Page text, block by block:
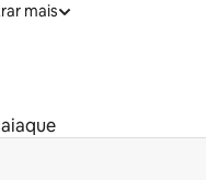
mais